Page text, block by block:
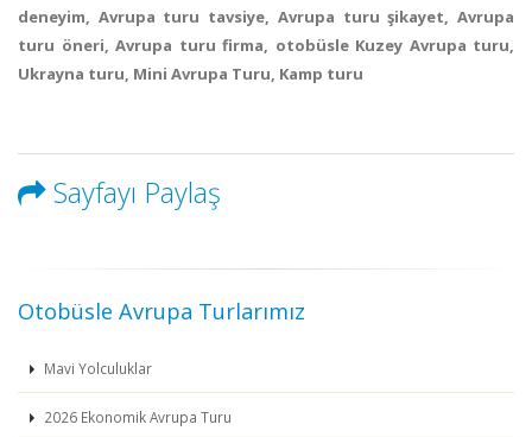
deneyim, Avrupa turu tavsiye, Avrupa turu şikayet, Avrupa
turu öneri, Avrupa turu firma, otobüsle Kuzey Avrupa turu,
Ukrayna turu, Mini Avrupa Turu, Kamp turu
Sayfayı Paylaş
Otobüsle Avrupa Turlarımız
Mavi Yolculuklar
2026 Ekonomik Avrupa Turu